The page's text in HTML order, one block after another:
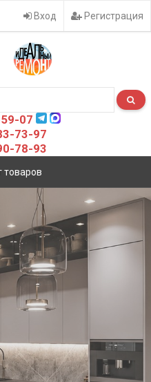
Вход Регистрация
07
73-97
78-93
товаров